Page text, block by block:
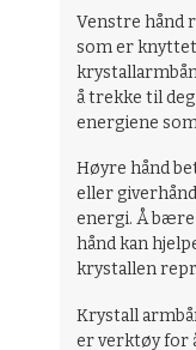
Venstre hånd
som er
å trekke til
energiene
Høyre hånd
eller
energi. Å
hånd kan
krystallen
Krystall
er verktøy for